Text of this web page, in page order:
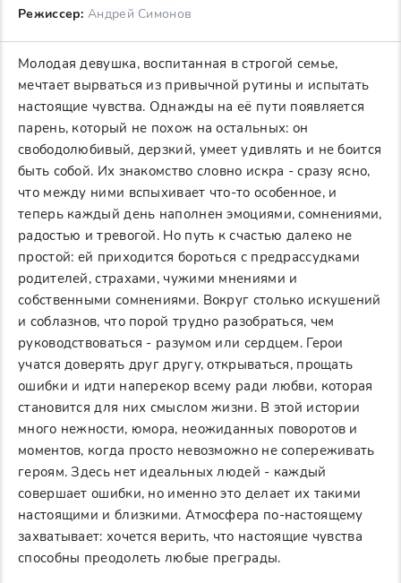
Режиссер: Андрей Симонов
Молодая девушка, воспитанная в строгой семье,
мечтает вырваться из привычной рутины и испытать
настоящие чувства. Однажды на её пути появляется
парень, который не похож на остальных: он
свободолюбивый, дерзкий, умеет удивлять и не боится
быть собой. Их знакомство словно искра - сразу ясно,
что между ними вспыхивает что-то особенное, и
теперь каждый день наполнен эмоциями, сомнениями,
радостью и тревогой. Но путь к счастью далеко не
простой: ей приходится бороться с предрассудками
родителей, страхами, чужими мнениями и
собственными сомнениями. Вокруг столько искушений
и соблазнов, что порой трудно разобраться, чем
руководствоваться - разумом или сердцем. Герои
учатся доверять друг другу, открываться, прощать
ошибки и идти наперекор всему ради любви, которая
становится для них смыслом жизни. В этой истории
много нежности, юмора, неожиданных поворотов и
моментов, когда просто невозможно не сопереживать
героям. Здесь нет идеальных людей - каждый
совершает ошибки, но именно это делает их такими
настоящими и близкими. Атмосфера по-настоящему
захватывает: хочется верить, что настоящие чувства
способны преодолеть любые преграды.